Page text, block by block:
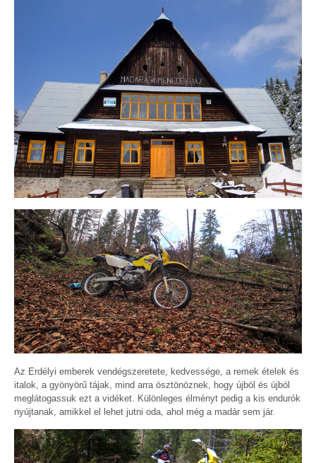
Az Erdélyi emberek vendégszeretete, kedvessége, a remek ételek és
italok, a gyönyörű tájak, mind arra ösztönöznek, hogy újból és újból
meglátogassuk ezt a vidéket. Különleges élményt pedig a kis endurók
nyújtanak, amikkel el lehet jutni oda, ahol még a madár sem jár.